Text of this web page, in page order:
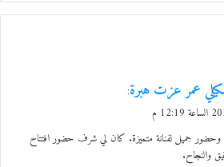
الفنانة مرحبًا بها باسم
د. عمر عبدالعزيز
سعيد بطي،وكرّم د. خليفة
الندوة بحضور أحمد
والفنانة التشكيلية نزهة
عمر عزت هبرة:
جميل لفنانة متميزة. كان لي شرف حضور افتتاح
والنجاح.